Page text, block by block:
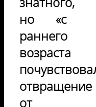
но «с
раннего
возраста
отвращение
от